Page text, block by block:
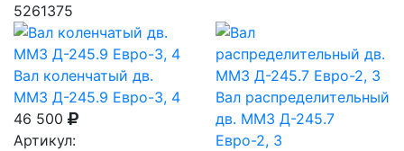
5261375
Вал коленчатый дв.
ММЗ Д-245.9 Евро-3, 4
46 500
Артикул:
Вал распределительный
дв. ММЗ Д-245.7
Евро-2, 3